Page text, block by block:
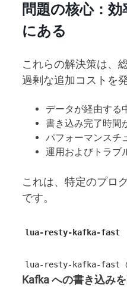
問題の核心：
にある
これらの解決策は、
過剰な追加コストを
データが経由する
書き込み完了時間
パフォーマンスチ
運用およびトラブ
これは、特定のプロ
です。
lua-resty-kafka-fast
lua-resty-kafka-fast
Kafka への書き込み